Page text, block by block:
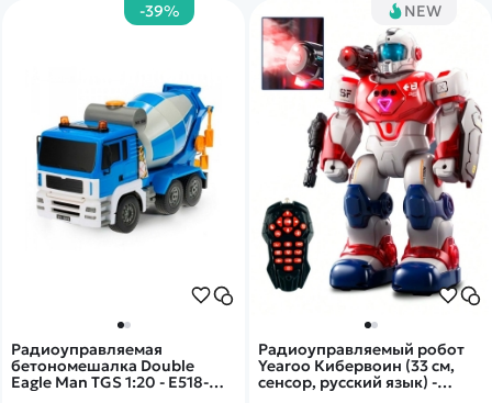
-39%
Радиоуправляемая
бетономешалка Double
Eagle Man TGS 1:20 - E518-
NEW
Радиоуправляемый робот
Yearoo Кибервоин (33 см,
сенсор, русский язык) -